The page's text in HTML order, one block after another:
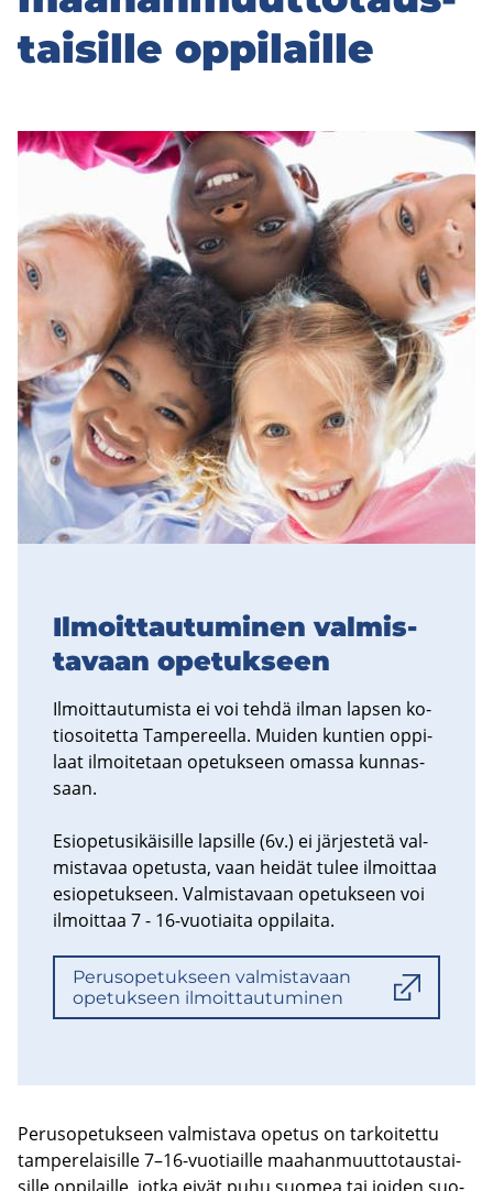
tai­sil­le op­pi­lail­le
Il­moit­tau­tu­mi­nen val­mis­
ta­vaan ope­tuk­seen
Il­moit­tau­tu­mis­ta ei voi tehdä ilman lap­sen ko­
tio­soi­tet­ta Tam­pe­reel­la. Mui­den kun­tien op­pi­
laat il­moi­te­taan ope­tuk­seen omas­sa kun­nas­
saan.
Esio­pe­tusi­käi­sil­le lap­sil­le (6v.) ei jär­jes­te­tä val­
mis­ta­vaa ope­tus­ta, vaan hei­dät tulee il­moit­taa
esio­pe­tuk­seen. Val­mis­ta­vaan ope­tuk­seen voi
il­moit­taa 7 - 16-​vuotiaita op­pi­lai­ta.
Pe­rus­o­pe­tuk­seen val­mis­ta­vaan
ope­tuk­seen il­moit­tau­tu­mi­nen
Pe­rus­o­pe­tuk­seen val­mis­ta­va ope­tus on tar­koi­tet­tu
tam­pe­re­lai­sil­le 7–16-​vuotiaille maa­han­muut­to­taus­tai­
sil­le op­pi­lail­le, jotka eivät puhu suo­mea tai joi­den suo­